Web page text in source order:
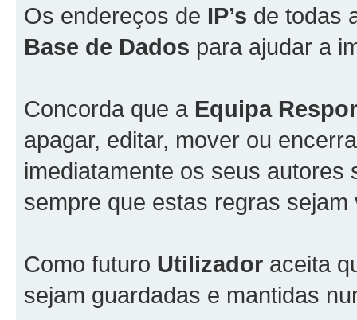
Os endereços de IP’s de todas
Base de Dados para ajudar a
Concorda que a Equipa
apagar, editar, mover ou
imediatamente os seus
sempre que estas regras sejam
Como futuro Utilizador aceita
sejam guardadas e mantidas